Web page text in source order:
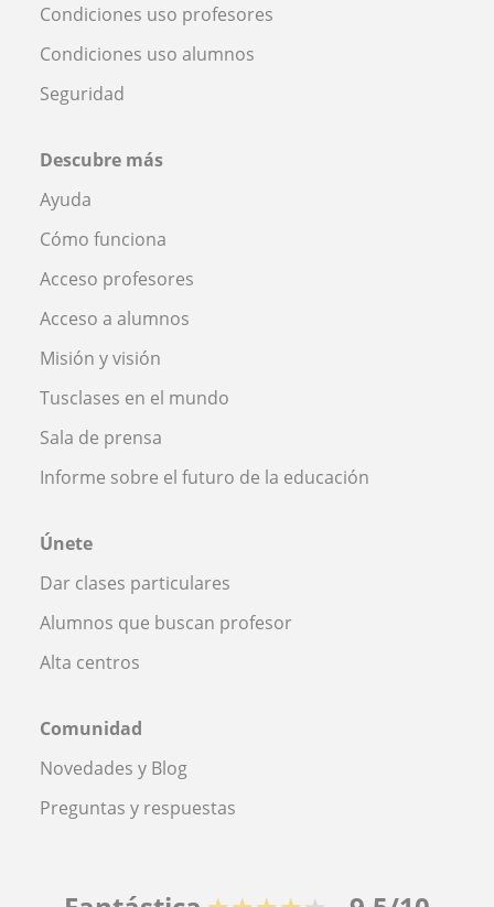
Condiciones uso profesores
Condiciones uso alumnos
Seguridad
Descubre más
Ayuda
Cómo funciona
Acceso profesores
Acceso a alumnos
Misión y visión
Tusclases en el mundo
Sala de prensa
Informe sobre el futuro de la educación
Únete
Dar clases particulares
Alumnos que buscan profesor
Alta centros
Comunidad
Novedades y Blog
Preguntas y respuestas